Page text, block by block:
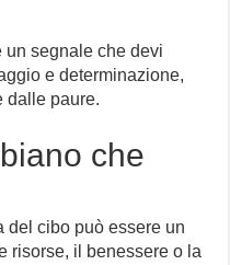
un segnale che devi
e determinazione,
dalle paure.
che
del cibo può essere un
risorse, il benessere o la